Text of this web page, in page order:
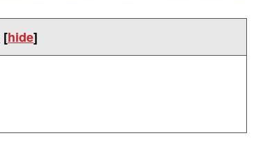
[hide]